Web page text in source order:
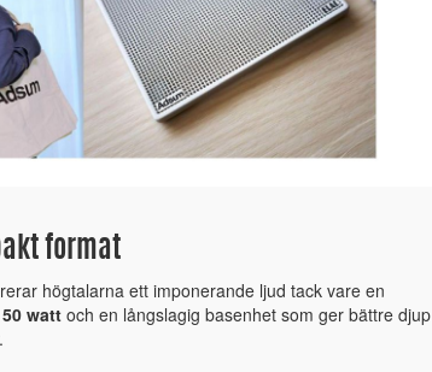
format
högtalarna ett imponerande ljud tack vare en
wattoch en långslagig basenhet som ger bättre djup